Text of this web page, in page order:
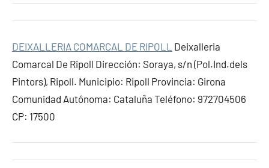
DEIXALLERIA COMARCAL DE RIPOLL Deixalleria
Comarcal De Ripoll Dirección: Soraya, s/n (Pol.Ind.dels
Pintors), Ripoll. Municipio: Ripoll Provincia: Girona
Comunidad Autónoma: Cataluña Teléfono: 972704506
CP: 17500